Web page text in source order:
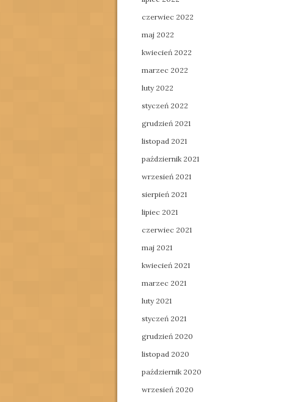
czerwiec 2022
maj 2022
kwiecień 2022
marzec 2022
luty 2022
styczeń 2022
grudzień 2021
listopad 2021
październik 2021
wrzesień 2021
sierpień 2021
lipiec 2021
czerwiec 2021
maj 2021
kwiecień 2021
marzec 2021
luty 2021
styczeń 2021
grudzień 2020
listopad 2020
październik 2020
wrzesień 2020